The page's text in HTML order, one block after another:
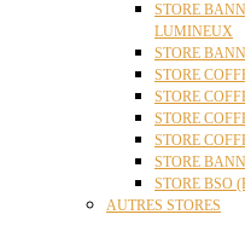
STORE
LUMINEUX
STORE
STORE
STORE
STORE
STORE
STORE
STORE BSO
AUTRES STORES